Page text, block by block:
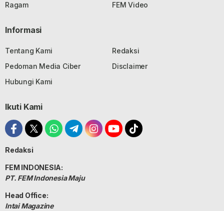
Ragam
FEM Video
Informasi
Tentang Kami
Redaksi
Pedoman Media Ciber
Disclaimer
Hubungi Kami
Ikuti Kami
Redaksi
FEM INDONESIA:
PT. FEM Indonesia Maju
Head Office:
Intai Magazine